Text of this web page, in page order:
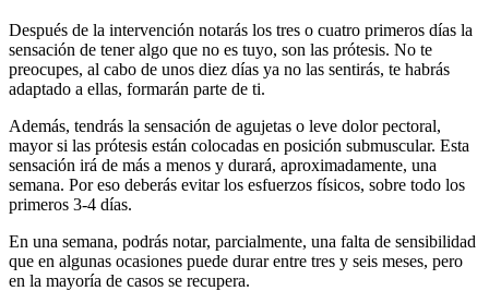
Después de la intervención notarás los tres o cuatro primeros días la
sensación de tener algo que no es tuyo, son las prótesis. No te
preocupes, al cabo de unos diez días ya no las sentirás, te habrás
adaptado a ellas, formarán parte de ti.
Además, tendrás la sensación de agujetas o leve dolor pectoral,
mayor si las prótesis están colocadas en posición submuscular. Esta
sensación irá de más a menos y durará, aproximadamente, una
semana. Por eso deberás evitar los esfuerzos físicos, sobre todo los
primeros 3-4 días.
En una semana, podrás notar, parcialmente, una falta de sensibilidad
que en algunas ocasiones puede durar entre tres y seis meses, pero
en la mayoría de casos se recupera.